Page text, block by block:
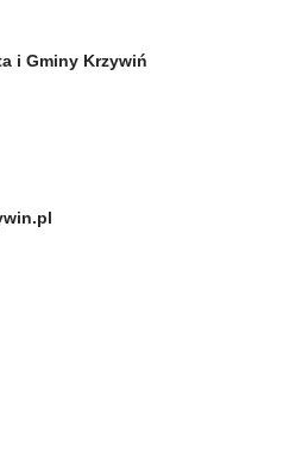
i Gminy Krzywiń